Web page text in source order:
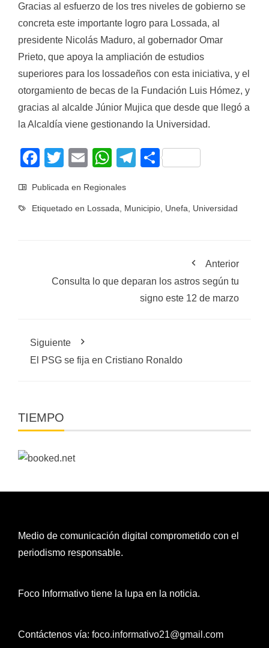
Gracias al esfuerzo de los tres niveles de gobierno se
concreta este importante logro para Lossada, al
presidente Nicolás Maduro, al gobernador Omar
Prieto, que apoya la ampliación de estudios
superiores para los lossadeños con esta iniciativa, y el
otorgamiento de becas de la Fundación Luis Hómez, y
gracias al alcalde Júnior Mujica que desde que llegó a
la Alcaldía viene gestionando la Universidad.
Facebook
Twitter
EmailWhatsApp
Telegram
Compartir
Publicada en Regionales
Etiquetado en Lossada Municipio Unefa Universidad
Anterior
Consulta lo que deparan los astros según tu
signo este 12 de marzo
Siguiente
El PSG se fija en Cristiano Ronaldo
TIEMPO
Medio de comunicación digital comprometido con el
periodismo responsable.
Foco Informativo tiene la lupa en la noticia.
Contáctenos vía: foco.informativo21@gmail.com